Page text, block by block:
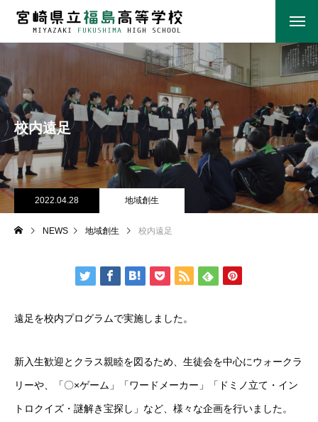
校内遠足
2022.04.28 地域創生
NEWS 地域創生 校内遠足
遠足を校内プログラムで実施しました。
新入生歓迎とクラス親睦を図るため、生徒会を中心にウォークラ
リーや、「〇×ゲーム」「ワードメーカー」「ドミノ立て・イン
トロクイズ・謎解き宝探し」など、様々な企画を行いました。